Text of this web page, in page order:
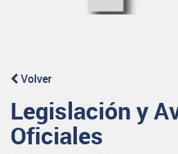
Volver
Legislación y
Oficiales